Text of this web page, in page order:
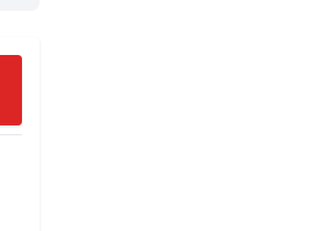
l'activité de Syndic
demeures, châteaux et traits de côte